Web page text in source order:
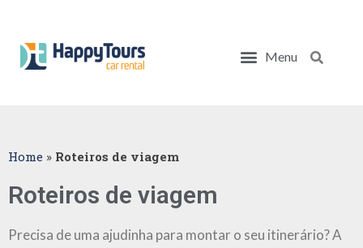
Menu
Home » Roteiros de viagem
Roteiros de viagem
Precisa de uma ajudinha para montar o seu itinerário? A